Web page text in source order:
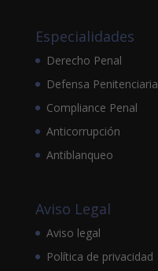
Especialidades
Derecho Penal
Defensa Penitenciaria
Compliance Penal
Anticorrupción
Antiblanqueo
Aviso Legal
Aviso legal
Política de privacidad